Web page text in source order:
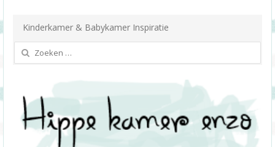
Kinderkamer & Babykamer Inspiratie
Zoeken
naar: